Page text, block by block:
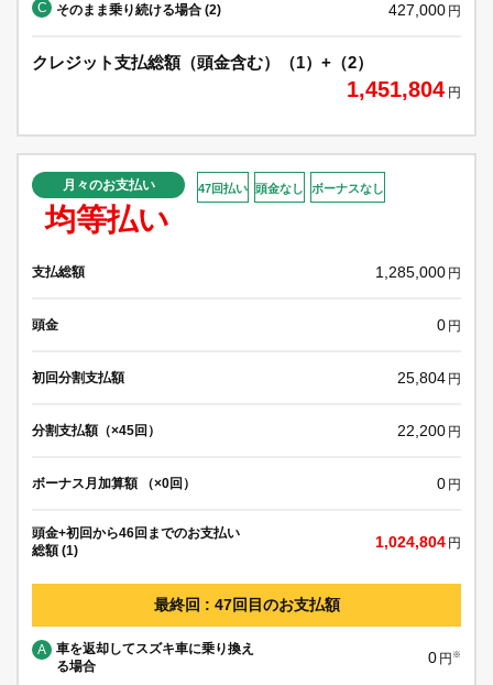
C そのまま乗り続ける場合 (2) 427,000 円
クレジット支払総額（頭金含む）（1）+（2）
1,451,804 円
月々のお支払い
均等払い
47回払い 頭金なし ボーナスなし
支払総額 1,285,000 円
頭金 0 円
初回分割支払額 25,804 円
分割支払額（×45回） 22,200 円
ボーナス月加算額 （×0回） 0 円
頭金+初回から46回までのお支払い
総額 (1)
1,024,804 円
最終回 : 47回目のお支払額
A
車を返却してスズキ車に乗り換え
る場合
0 円 ※